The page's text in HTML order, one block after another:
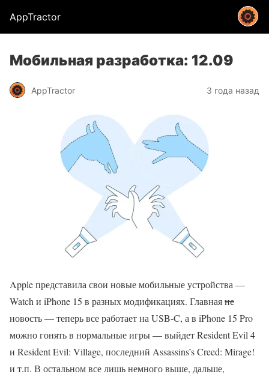
AppTractor
Мобильная разработка: 12.09
AppTractor 3 года назад
Apple представила свои новые мобильные устройства —
Watch и iPhone 15 в разных модификациях. Главнаяне
новость — теперь все работает на USB-C, а в iPhone 15 Pro
можно гонять в нормальные игры — выйдет Resident Evil 4
и Resident Evil: Village, последний Assassins’s Creed: Mirage!
и т.п. В остальном все лишь немного выше, дальше,